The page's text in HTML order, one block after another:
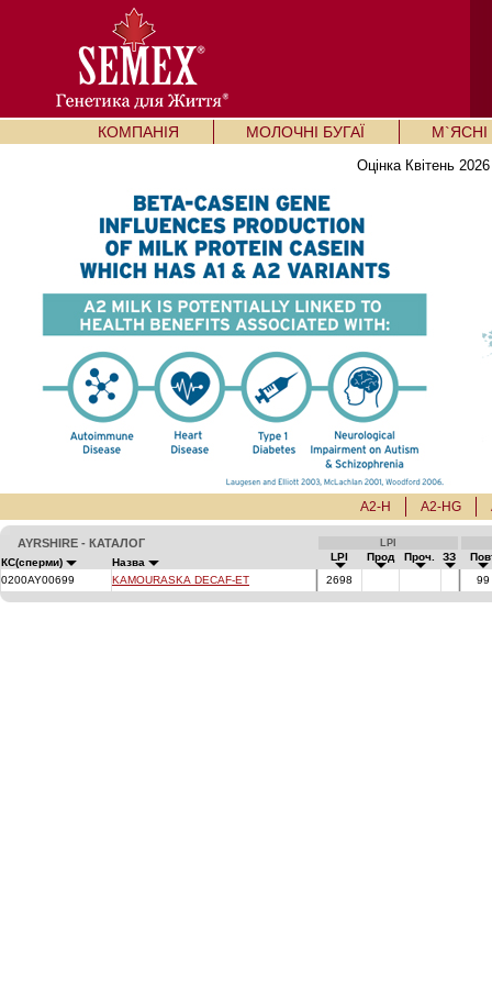
КОМПАНІЯ МОЛОЧНІ БУГАЇ М`ЯСНІ
Оцінка Квітень
A2-H A2-HG
AYRSHIRE - КАТАЛОГ LPI
КС(сперми) Назва LPI Прод Проч. ЗЗ
0200AY00699
KAMOURASKA DECAF-ET 2698 99